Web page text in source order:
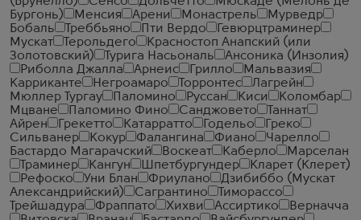
Бургонь)
Менсия Арени Монастрель
Мурведр
Бобаль
Треббьяно Пти Вердо
Гевюрцтраминер
Мускат
Терольдего
Красностоп Анапский (или
Золотовский)
Турига Насьональ
Ансоника (Инзолия)
Риболла Джалла
Арнеис Грилло
Мальвазия
Карриканте
Негроамаро Торронтес
Лагрейн
Мюллер Тургау
Паломино Руссан Киси
Коломбар
Мцване
Паломино Фино Санджовето
Таннат
Айрен
Грекетто Катарратто Годельо
Греко
Сильванер
Кокур Фалангина Фиано
Чарелло
Бастардо Магарачский
Воскеат Каберло
Марселан
Траминер
Кангун Шпетбургундер
Кларет (Клерет)
Рефоско
Уни Блан Фриулано
Дзибиббо (Мускат
Александрийский)
Сагрантино
Тиморассо
Трейшадура
Фраппато Хихви Ассиртико
Верначча